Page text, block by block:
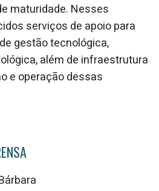
maturidade. Nesses
serviços de apoio para
gestão tecnológica,
além de infraestrutura
e operação dessas